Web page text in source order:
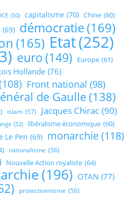
(50) capitalisme (70) Chine (60)
(69) démocratie(169)
(165) Etat(252)
euro (149) Europe (61)
Hollande (76)
Front national (98)
de Gaulle (138)
islam (57) Jacques Chirac (90)
(52) libéralisme économique (60)
Le Pen (69) monarchie(118)
nationalisme (56)
Nouvelle Action royaliste (64)
(196) OTAN (77)
protectionnisme (56)